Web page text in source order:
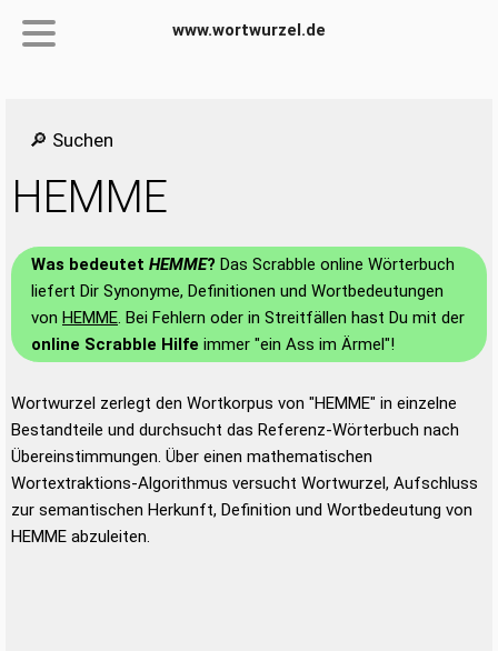
www.wortwurzel.de
🔎 Suchen
HEMME
Was bedeutet HEMME? Das Scrabble online Wörterbuch
liefert Dir Synonyme, Definitionen und Wortbedeutungen
von HEMME. Bei Fehlern oder in Streitfällen hast Du mit der
online Scrabble Hilfe immer "ein Ass im Ärmel"!
Wortwurzel zerlegt den Wortkorpus von "HEMME" in einzelne
Bestandteile und durchsucht das Referenz-Wörterbuch nach
Übereinstimmungen. Über einen mathematischen
Wortextraktions-Algorithmus versucht Wortwurzel, Aufschluss
zur semantischen Herkunft, Definition und Wortbedeutung von
HEMME abzuleiten.